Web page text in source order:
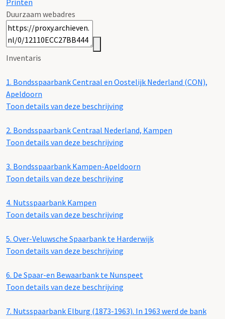
Printen
Duurzaam webadres
Inventaris
1. Bondsspaarbank Centraal en Oostelijk Nederland (CON),
Apeldoorn
Toon details van deze beschrijving
2. Bondsspaarbank Centraal Nederland, Kampen
Toon details van deze beschrijving
3. Bondsspaarbank Kampen-Apeldoorn
Toon details van deze beschrijving
4. Nutsspaarbank Kampen
Toon details van deze beschrijving
5. Over-Veluwsche Spaarbank te Harderwijk
Toon details van deze beschrijving
6. De Spaar-en Bewaarbank te Nunspeet
Toon details van deze beschrijving
7. Nutsspaarbank Elburg (1873-1963). In 1963 werd de bank